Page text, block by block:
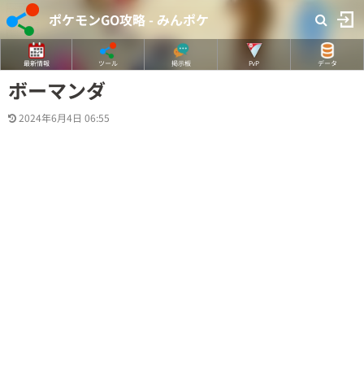
ポケモンGO攻略 - みんポケ
最新情報 ツール 掲示板 PvP データ
ボーマンダ
2024年6月4日 06:55